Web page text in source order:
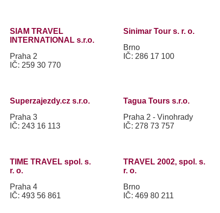
SIAM TRAVEL
INTERNATIONAL s.r.o.
Praha 2
IČ: 259 30 770
Sinimar Tour s. r. o.
Brno
IČ: 286 17 100
Superzajezdy.cz s.r.o.
Praha 3
IČ: 243 16 113
Tagua Tours s.r.o.
Praha 2 - Vinohrady
IČ: 278 73 757
TIME TRAVEL spol. s.
r. o.
Praha 4
IČ: 493 56 861
TRAVEL 2002, spol. s.
r. o.
Brno
IČ: 469 80 211